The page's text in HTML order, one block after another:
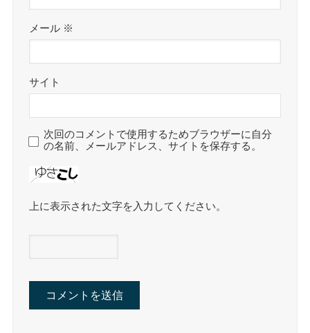
メール ※
サイト
次回のコメントで使用するためブラウザーに自分
の名前、メールアドレス、サイトを保存する。
上に表示された文字を入力してください。